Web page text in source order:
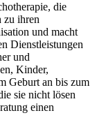
die
zu ihren
und macht
Dienstleistungen
und
Kinder,
Geburt an bis zum
sie nicht lösen
einen